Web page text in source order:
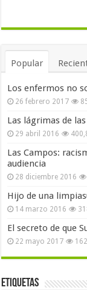
Popular
Los enfermos no
26 febrero 2017
Las lágrimas de
29 abril 2016
Las Campos:
audiencia
28 diciembre 2016
Hijo de una
14 marzo 2016
El secreto de que
22 mayo 2017
Etiquetas